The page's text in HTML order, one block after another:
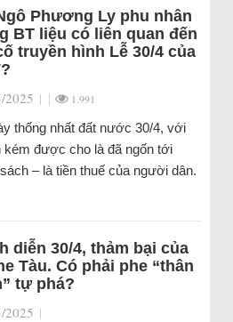
Phương Ly phu nhân
BT liệu có liên quan đến
truyền hình Lễ 30/4 của
2025 | | 1.991
thống nhất đất nước 30/4, với
được cho là đã ngốn tới
– là tiền thuế của người dân.
diễn 30/4, thảm bại của
Tàu. Có phải phe “thân
tự phá?
2025 |